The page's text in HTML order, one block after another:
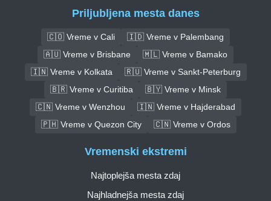
Priljubljena mesta danes
🇨🇴 Vreme v Cali
🇮🇩 Vreme v Palembang
🇦🇺 Vreme v Brisbane
🇲🇱 Vreme v Bamako
🇮🇳 Vreme v Kolkata
🇷🇺 Vreme v Sankt-Peterburg
🇧🇷 Vreme v Curitiba
🇧🇾 Vreme v Minsk
🇨🇳 Vreme v Wenzhou
🇮🇳 Vreme v Hajderabad
🇵🇭 Vreme v Quezon City
🇨🇳 Vreme v Ordos
Vremenski ekstremi
Najtoplejša mesta zdaj
Najhladnejša mesta zdaj